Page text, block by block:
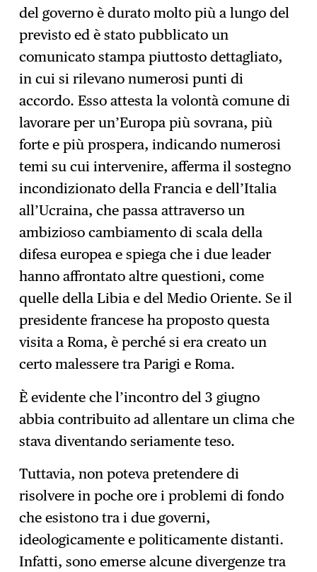
del governo è durato molto più a lungo del
previsto ed è stato pubblicato un
comunicato stampa piuttosto dettagliato,
in cui si rilevano numerosi punti di
accordo. Esso attesta la volontà comune di
lavorare per un’Europa più sovrana, più
forte e più prospera, indicando numerosi
temi su cui intervenire, afferma il sostegno
incondizionato della Francia e dell’Italia
all’Ucraina, che passa attraverso un
ambizioso cambiamento di scala della
difesa europea e spiega che i due leader
hanno affrontato altre questioni, come
quelle della Libia e del Medio Oriente. Se il
presidente francese ha proposto questa
visita a Roma, è perché si era creato un
certo malessere tra Parigi e Roma.
È evidente che l’incontro del 3 giugno
abbia contribuito ad allentare un clima che
stava diventando seriamente teso.
Tuttavia, non poteva pretendere di
risolvere in poche ore i problemi di fondo
che esistono tra i due governi,
ideologicamente e politicamente distanti.
Infatti, sono emerse alcune divergenze tra